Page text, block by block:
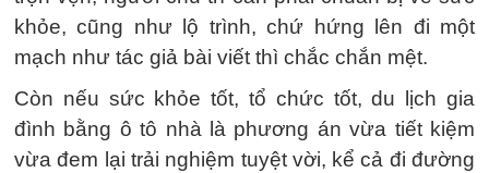
khỏe, cũng như lộ trình, chứ hứng lên đi một
mạch như tác giả bài viết thì chắc chắn mệt.
Còn nếu sức khỏe tốt, tổ chức tốt, du lịch gia
đình bằng ô tô nhà là phương án vừa tiết kiệm
vừa đem lại trải nghiệm tuyệt vời, kể cả đi đường